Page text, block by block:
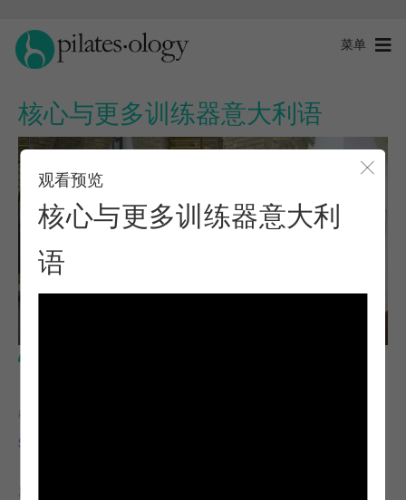
菜单
核心与更多训练器意大利语
观看预览
核心与更多训练器意大利
语
教师
Sabina Formichella
所需设备